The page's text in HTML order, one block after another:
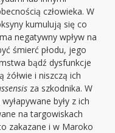
człowieka. W
kumulują się co
negatywny wpływ na
śmierć płodu, jego
bądź dysfunkcje
żółwie i niszczą ich
za szkodnika. W
były z ich
na targowiskach
zakazane i w Maroko